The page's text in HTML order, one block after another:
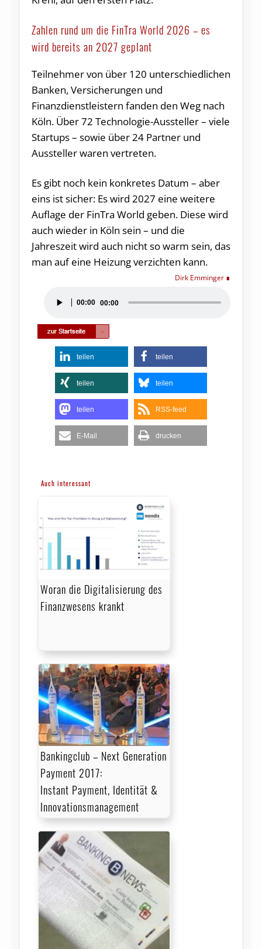
Zahlen rund um die FinTra World 2026 – es
wird bereits an 2027 geplant
Teilnehmer von über 120 unterschiedlichen
Banken, Versicherungen und
Finanzdienstleistern fanden den Weg nach
Köln. Über 72 Technologie-Aussteller – viele
Startups – sowie über 24 Partner und
Aussteller waren vertreten.
Es gibt noch kein konkretes Datum – aber
eins ist sicher: Es wird 2027 eine weitere
Auflage der FinTra World geben. Diese wird
auch wieder in Köln sein – und die
Jahreszeit wird auch nicht so warm sein, das
man auf eine Heizung verzichten kann.
Dirk Emminger
Player
00:00 00:00
teilen teilen
teilen teilen
teilen RSS-feed
E-Mail drucken
Auch interessant
Woran die Digitalisierung des
Finanzwesens krankt
Bankingclub – Next Generation
Payment 2017:
Instant Payment, Identität &
Innovationsmanagement